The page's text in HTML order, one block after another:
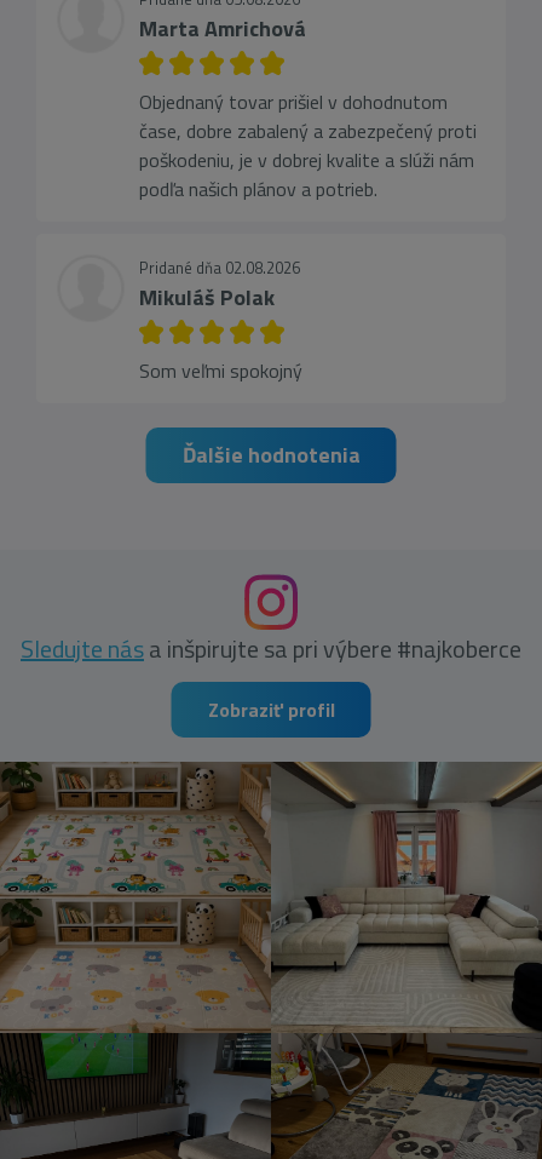
Marta Amrichová
Objednaný tovar prišiel v dohodnutom
čase, dobre zabalený a zabezpečený proti
poškodeniu, je v dobrej kvalite a slúži nám
podľa našich plánov a potrieb.
Pridané dňa 02.08.2026
Mikuláš Polak
Som veľmi spokojný
Ďalšie hodnotenia
Sledujte nása inšpirujte sa pri výbere #najkoberce
Zobraziť profil